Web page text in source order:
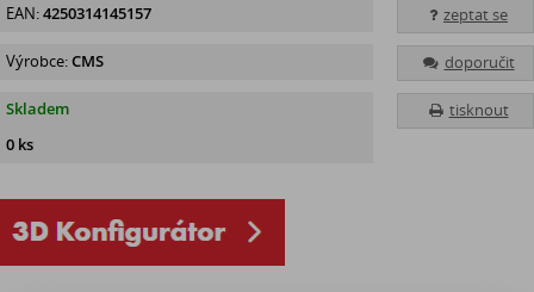
zeptat se
doporučit
tisknout
EAN:4250314145157
Výrobce:CMS
Skladem
0 ks